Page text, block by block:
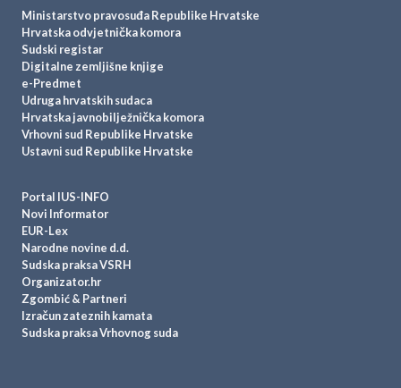
Ministarstvo pravosuđa Republike Hrvatske
Hrvatska odvjetnička komora
Sudski registar
Digitalne zemljišne knjige
e-Predmet
Udruga hrvatskih sudaca
Hrvatska javnobilježnička komora
Vrhovni sud Republike Hrvatske
Ustavni sud Republike Hrvatske
Portal IUS-INFO
Novi Informator
EUR-Lex
Narodne novine d.d.
Sudska praksa VSRH
Organizator.hr
Zgombić & Partneri
Izračun zateznih kamata
Sudska praksa Vrhovnog suda